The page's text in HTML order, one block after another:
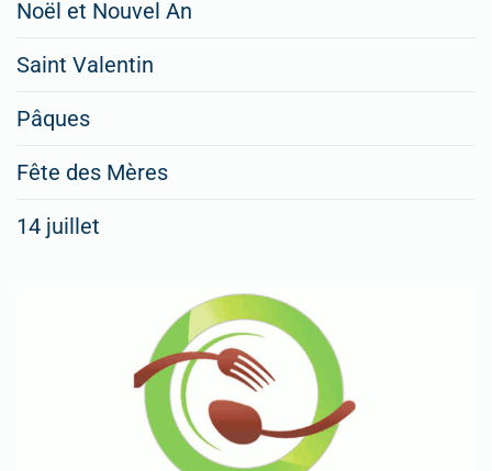
Noël et Nouvel An
Saint Valentin
Pâques
Fête des Mères
14 juillet